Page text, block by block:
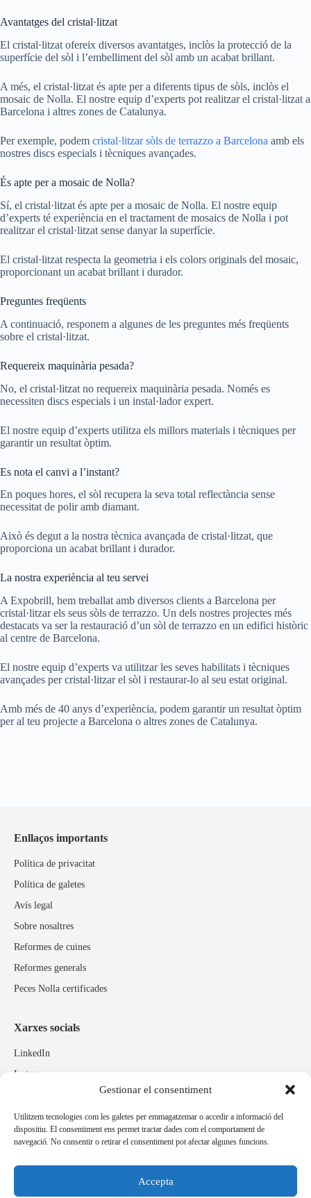
Gestionar el consentiment
Utilitzem tecnologies com les galetes per emmagatzemar o accedir a informació del
dispositiu. El consentiment ens permet tractar dades com el comportament de
navegació. No consentir o retirar el consentiment pot afectar algunes funcions.
Accepta
Avantatges del cristal·litzat
El cristal·litzat ofereix diversos avantatges, inclòs la protecció de la
superfície del sòl i l’embelliment del sòl amb un acabat brillant.
A més, el cristal·litzat és apte per a diferents tipus de sòls, inclòs el
mosaic de Nolla. El nostre equip d’experts pot realitzar el cristal·litzat a
Barcelona i altres zones de Catalunya.
Per exemple, podem cristal·litzar sòls de terrazzo a Barcelona amb els
nostres discs especials i tècniques avançades.
És apte per a mosaic de Nolla?
Sí, el cristal·litzat és apte per a mosaic de Nolla. El nostre equip
d’experts té experiència en el tractament de mosaics de Nolla i pot
realitzar el cristal·litzat sense danyar la superfície.
El cristal·litzat respecta la geometria i els colors originals del mosaic,
proporcionant un acabat brillant i durador.
Preguntes freqüents
A continuació, responem a algunes de les preguntes més freqüents
sobre el cristal·litzat.
Requereix maquinària pesada?
No, el cristal·litzat no requereix maquinària pesada. Només es
necessiten discs especials i un instal·lador expert.
El nostre equip d’experts utilitza els millors materials i tècniques per
garantir un resultat òptim.
Es nota el canvi a l’instant?
En poques hores, el sòl recupera la seva total reflectància sense
necessitat de polir amb diamant.
Això és degut a la nostra tècnica avançada de cristal·litzat, que
proporciona un acabat brillant i durador.
La nostra experiència al teu servei
A Expobrill, hem treballat amb diversos clients a Barcelona per
cristal·litzar els seus sòls de terrazzo. Un dels nostres projectes més
destacats va ser la restauració d’un sòl de terrazzo en un edifici històric
al centre de Barcelona.
El nostre equip d’experts va utilitzar les seves habilitats i tècniques
avançades per cristal·litzar el sòl i restaurar-lo al seu estat original.
Amb més de 40 anys d’experiència, podem garantir un resultat òptim
per al teu projecte a Barcelona o altres zones de Catalunya.
Enllaços importants
Política de privacitat
Política de galetes
Avís legal
Sobre nosaltres
Reformes de cuines
Reformes generals
Peces Nolla certificades
Xarxes socials
LinkedIn
Instagram
Marques relacionades